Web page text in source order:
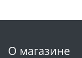
О магазине